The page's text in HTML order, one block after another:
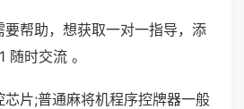
帮助，想获取一对一指导，添
时交流 。
片;普通麻将机程序控牌器一般